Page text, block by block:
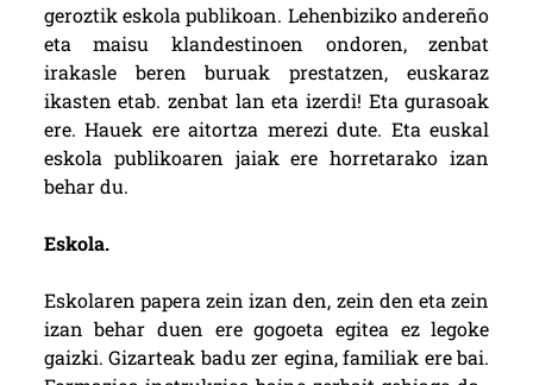
geroztik eskola publikoan. Lehenbiziko andereño
eta maisu klandestinoen ondoren, zenbat
irakasle beren buruak prestatzen, euskaraz
ikasten etab. zenbat lan eta izerdi! Eta gurasoak
ere. Hauek ere aitortza merezi dute. Eta euskal
eskola publikoaren jaiak ere horretarako izan
behar du.
Eskola.
Eskolaren papera zein izan den, zein den eta zein
izan behar duen ere gogoeta egitea ez legoke
gaizki. Gizarteak badu zer egina, familiak ere bai.